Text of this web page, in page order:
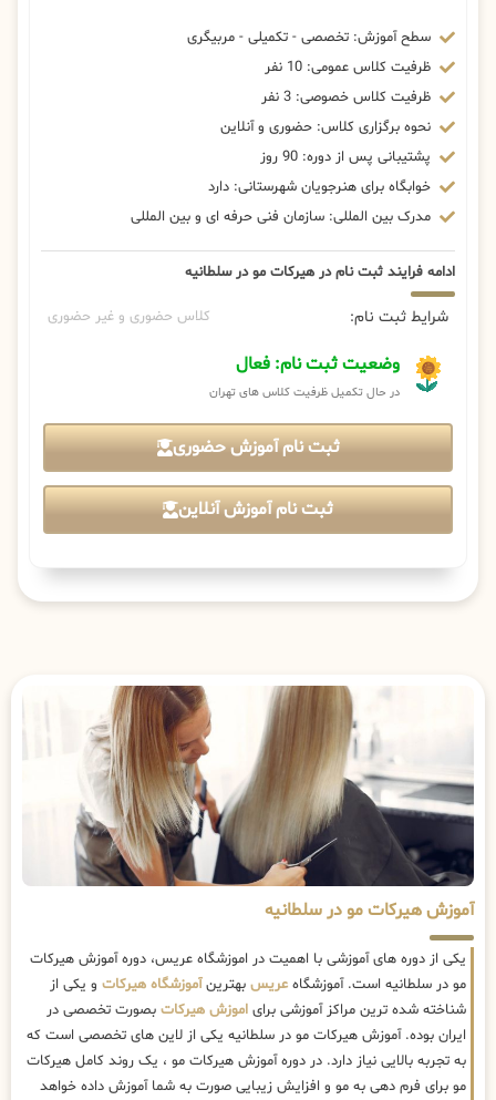
سطح آموزش: تخصصی - تکمیلی - مربیگری
ظرفیت کلاس عمومی: 10 نفر
ظرفیت کلاس خصوصی: 3 نفر
نحوه برگزاری کلاس: حضوری و آنلاین
پشتیبانی پس از دوره: 90 روز
خوابگاه برای هنرجویان شهرستانی: دارد
مدرک بین المللی: سازمان فنی حرفه ای و بین المللی
ادامه فرایند ثبت نام در هیرکات مو در سلطانیه
شرایط ثبت نام: کلاس حضوری و غیر حضوری
وضعیت ثبت نام: فعال
در حال تکمیل ظرفیت کلاس های تهران
ثبت نام آموزش حضوری
ثبت نام آموزش آنلاین
آموزش هیرکات مو در سلطانیه
یکی از دوره های آموزشی با اهمیت در اموزشگاه عریس، دوره آموزش هیرکات
مو در سلطانیه است. آموزشگاه عریس بهترینآموزشگاه هیرکات و یکی از
شناخته شده ترین مراکز آموزشی برای اموزش هیرکات بصورت تخصصی در
ایران بوده. آموزش هیرکات مو در سلطانیه یکی از لاین های تخصصی است که
به تجربه بالایی نیاز دارد. در دوره آموزش هیرکات مو ، یک روند کامل هیرکات
مو برای فرم دهی به مو و افزایش زیبایی صورت به شما آموزش داده خواهد